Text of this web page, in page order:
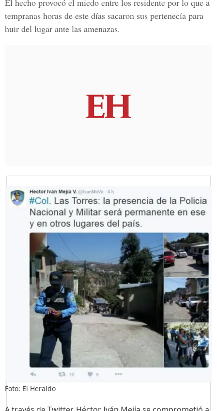
El hecho provocó el miedo entre los residente por lo que a
tempranas horas de este días sacaron sus pertenecía para
huir del lugar ante las amenazas.
Foto: El Heraldo